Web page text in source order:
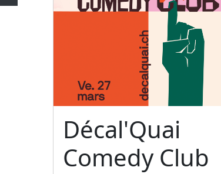
Décal'Quai
Comedy Club